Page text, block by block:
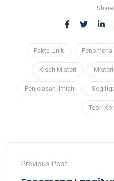
Fakta Unik Fenomena
Kisah Misteri Misteri
Penjelasan Ilmiah
Teori
Previous Post